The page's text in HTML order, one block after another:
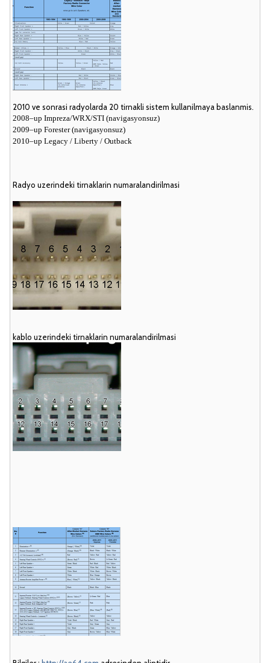
2010 ve sonrasi radyolarda 20 tirnakli sistem kullanilmaya baslanmis.
2008–up Impreza/WRX/STI (navigasyonsuz)
2009–up Forester (navigasyonsuz)
2010–up Legacy / Liberty / Outback
Radyo uzerindeki tirnaklarin numaralandirilmasi
kablo uzerindeki tirnaklarin numaralandirilmasi